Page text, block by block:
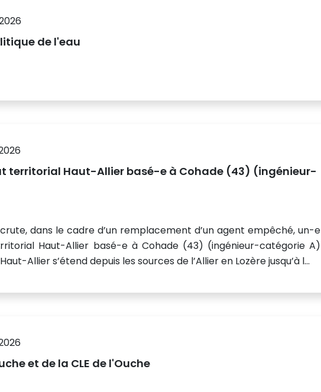
de l'eau
territorial Haut-Allier basé-e à Cohade (43) (ingénieur-
dans le cadre d’un remplacement d’un agent empêché, un-e
Haut-Allier basé-e à Cohade (43) (ingénieur-catégorie A)
Allier s’étend depuis les sources de l’Allier en Lozère jusqu’à l...
et de la CLE de l'Ouche